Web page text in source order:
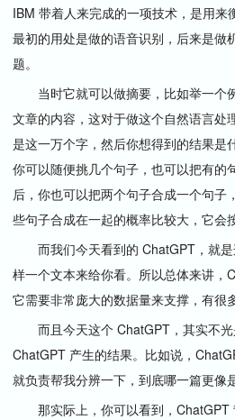
IBM 带着人来完成的一项技术，是用
最初的用处是做的语音识别，后来是做
题。
当时它就可以做摘要，比如举一个
文章的内容，这对于做这个自然语言处
是这一万个字，然后你想得到的结果是
你可以随便挑几个句子，也可以把有的
后，你也可以把两个句子合成一个句
些句子合成在一起的概率比较大，它会
而我们今天看到的 ChatGPT，就是
样一个文本来给你看。所以总体来讲，
它需要非常庞大的数据量来支撑，有很
而且今天这个 ChatGPT，其实不光
ChatGPT 产生的结果。比如说，
就负责帮我分辨一下，到底哪一篇更像
那实际上，你可以看到，ChatGPT